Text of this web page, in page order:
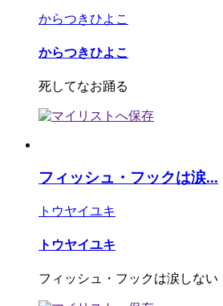
からつきひよこ
からつきひよこ
死してなお踊る
フィッシュ・フックは涙...
トウヤイユキ
トウヤイユキ
フィッシュ・フックは涙しない